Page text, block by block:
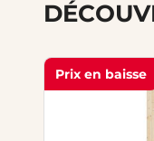
Prix en baisse